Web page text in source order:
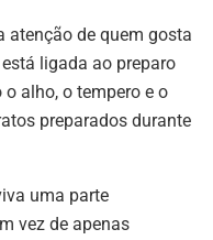
atenção de quem gosta
ligada ao preparo
alho, o tempero e o
preparados durante
uma parte
vez de apenas